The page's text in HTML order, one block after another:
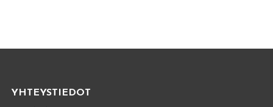
YHTEYSTIEDOT